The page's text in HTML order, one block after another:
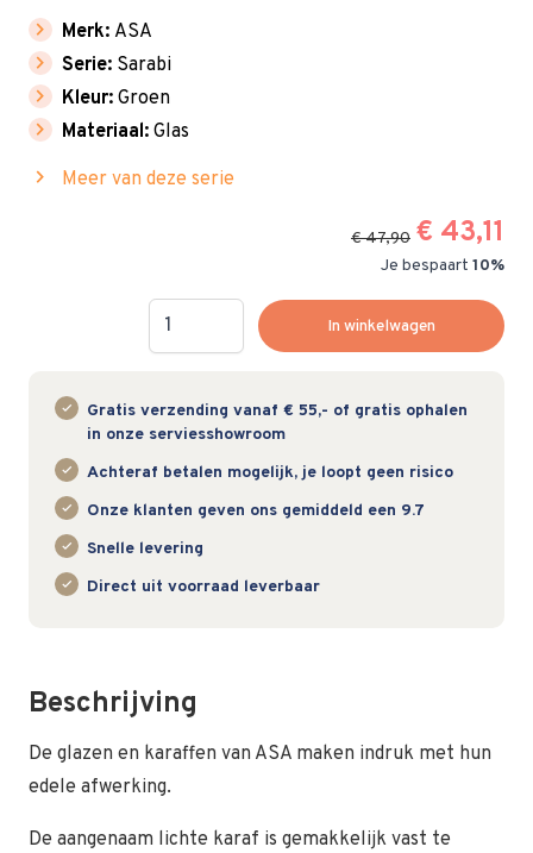
chevron_right Merk: ASA
chevron_right Serie: Sarabi
chevron_right Kleur: Groen
chevron_right Materiaal: Glas
chevron_right Meer van deze serie
€ 47,90 € 43,11
Je bespaart 10%
Hoeveelheid
In winkelwagen
Gratis verzending vanaf € 55,- of gratis ophalen
in onze serviesshowroom
Achteraf betalen mogelijk, je loopt geen risico
Onze klanten geven ons gemiddeld een 9.7
Snelle levering
Direct uit voorraad leverbaar
Beschrijving
De glazen en karaffen van ASA maken indruk met hun
edele afwerking.
De aangenaam lichte karaf is gemakkelijk vast te